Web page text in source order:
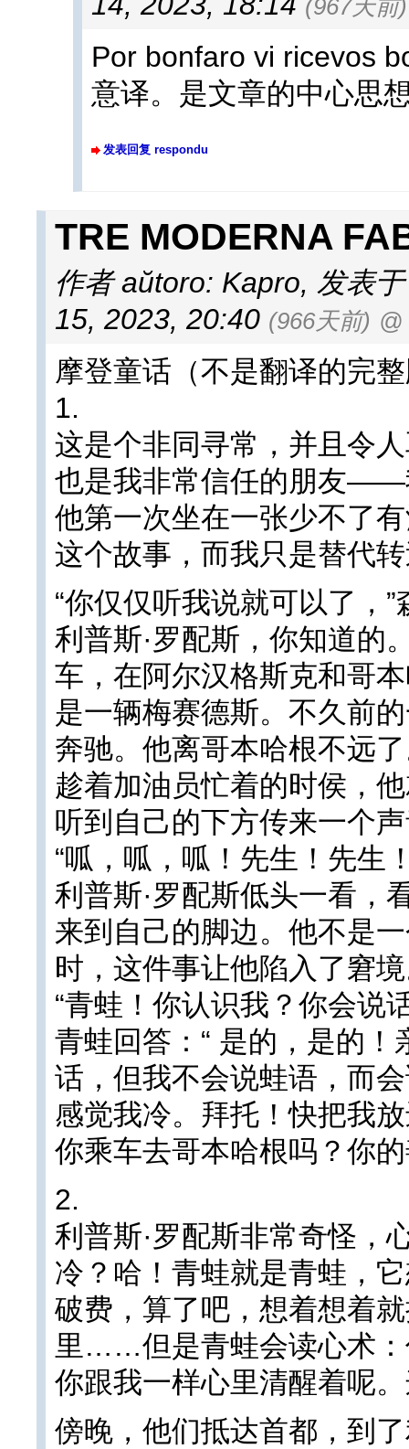
(967天前)
Por bonfaro vi ricevos
意译。是文章的中心思
发表回复 respondu
TRE MODERNA
作者 aŭtoro: Kapro, 发表
15, 2023, 20:40 (966天前)
摩登童话（不是翻译的完
1.
这是个非同寻常，并且令
也是我非常信任的朋友——
他第一次坐在一张少不了
这个故事，而我只是替代
“你仅仅听我说就可以了，
利普斯·罗配斯，你知道的
车，在阿尔汉格斯克和哥
是一辆梅赛德斯。不久前
奔驰。他离哥本哈根不远
趁着加油员忙着的时侯，
听到自己的下方传来一个
“呱，呱，呱！先生！先生
利普斯·罗配斯低头一看，
来到自己的脚边。他不是
时，这件事让他陷入了窘
“青蛙！你认识我？你会说
青蛙回答：“ 是的，是的
话，但我不会说蛙语，而
感觉我冷。拜托！快把我
你乘车去哥本哈根吗？你
2.
利普斯·罗配斯非常奇怪，
冷？哈！青蛙就是青蛙，
破费，算了吧，想着想着
里……但是青蛙会读心术
你跟我一样心里清醒着呢
傍晚，他们抵达首都，到